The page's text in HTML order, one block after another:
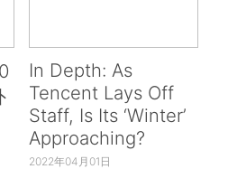
In Depth: As
Tencent Lays Off
Staff, Is Its ‘Winter’
Approaching?
2022年04月01日